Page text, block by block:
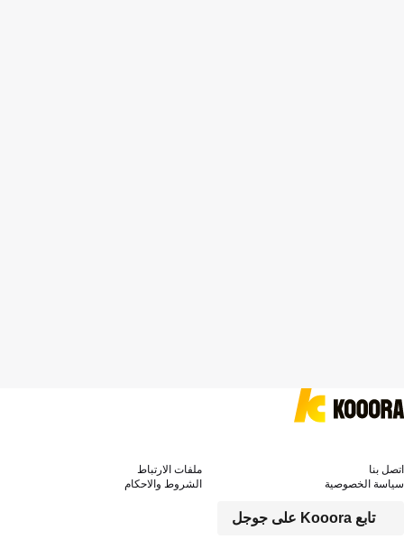
تابع Kooora على جوجل
اتصل بنا
ملفات الارتباط
سياسة الخصوصية
الشروط والاحكام